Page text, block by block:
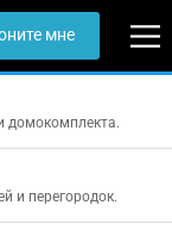
мне
домокомплекта.
и перегородок.